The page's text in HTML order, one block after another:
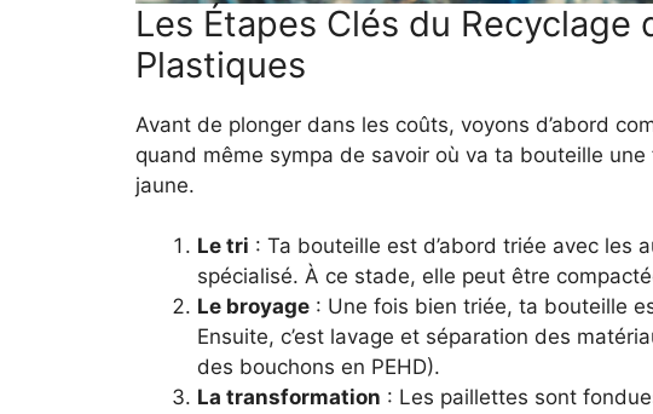
Les Étapes Clés du Recyclage
Plastiques
Avant de plonger dans les coûts, voyons d’abord
quand même sympa de savoir où va ta bouteille
jaune.
Le tri : Ta bouteille est d’abord triée avec les
spécialisé. À ce stade, elle peut être
Le broyage : Une fois bien triée, ta bouteille
Ensuite, c’est lavage et séparation des
des bouchons en PEHD).
La transformation : Les paillettes sont